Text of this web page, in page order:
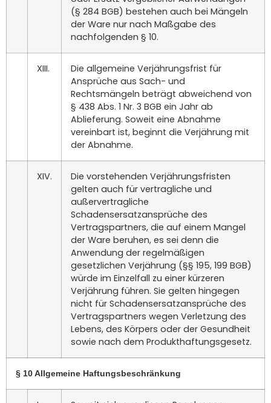
(§ 284 BGB) bestehen auch bei Mängeln
der Ware nur nach Maßgabe des
nachfolgenden § 10.
XIII.
Die allgemeine Verjährungsfrist für
Ansprüche aus Sach- und
Rechtsmängeln beträgt abweichend von
§ 438 Abs. 1 Nr. 3 BGB ein Jahr ab
Ablieferung. Soweit eine Abnahme
vereinbart ist, beginnt die Verjährung mit
der Abnahme.
XIV.
Die vorstehenden Verjährungsfristen
gelten auch für vertragliche und
außervertragliche
Schadensersatzansprüche des
Vertragspartners, die auf einem Mangel
der Ware beruhen, es sei denn die
Anwendung der regelmäßigen
gesetzlichen Verjährung (§§ 195, 199 BGB)
würde im Einzelfall zu einer kürzeren
Verjährung führen. Sie gelten hingegen
nicht für Schadensersatzansprüche des
Vertragspartners wegen Verletzung des
Lebens, des Körpers oder der Gesundheit
sowie nach dem Produkthaftungsgesetz.
§ 10 Allgemeine Haftungsbeschränkung